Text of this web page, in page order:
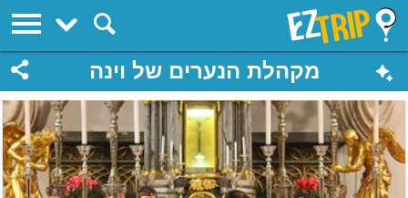
EZTrip
מקהלת הנערים של וינה